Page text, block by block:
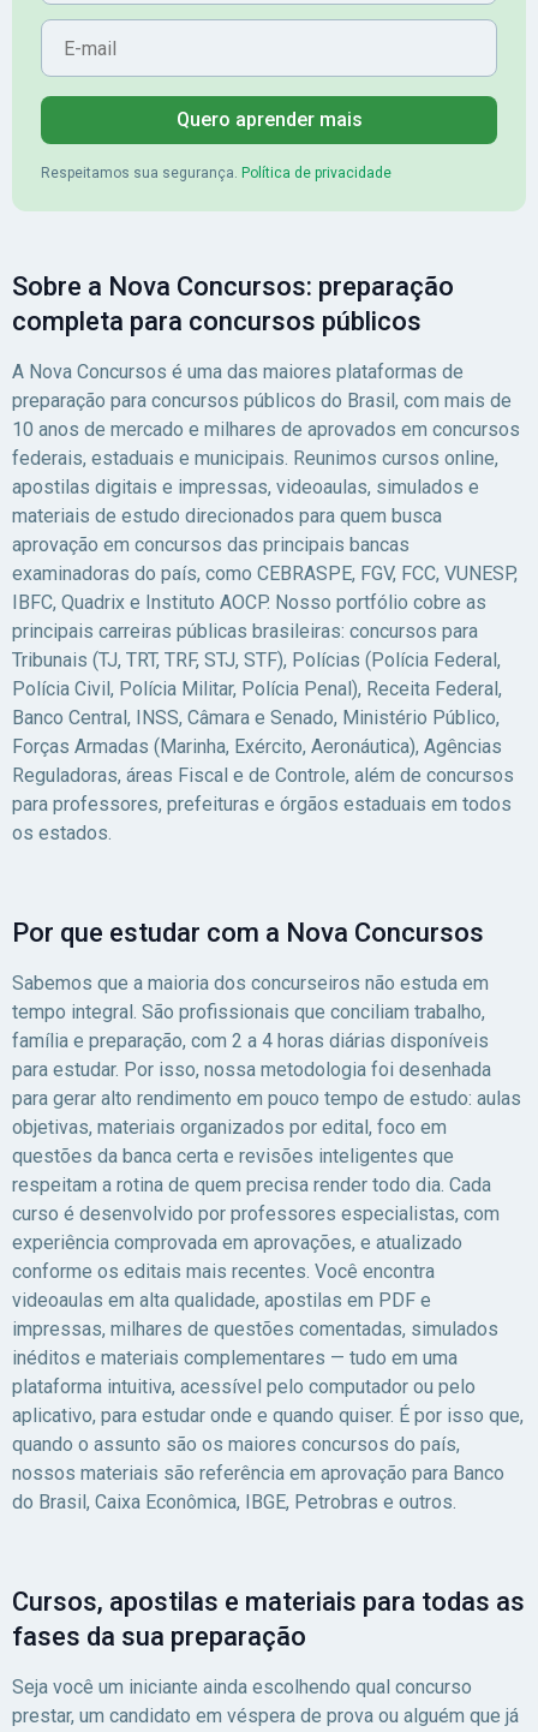
Banrisul.Charles Kelvin
Friske - Aprovado no
Banrisul
Primeiro Lugar no
E-mail
Quero aprender mais
Respeitamos sua segurança. Política de privacidade
Sobre a Nova Concursos: preparação
completa para concursos públicos
A Nova Concursos é uma das maiores plataformas de
preparação para concursos públicos do Brasil, com mais de
10 anos de mercado e milhares de aprovados em concursos
federais, estaduais e municipais. Reunimos cursos online,
apostilas digitais e impressas, videoaulas, simulados e
materiais de estudo direcionados para quem busca
aprovação em concursos das principais bancas
examinadoras do país, como CEBRASPE, FGV, FCC, VUNESP,
IBFC, Quadrix e Instituto AOCP. Nosso portfólio cobre as
principais carreiras públicas brasileiras: concursos para
Tribunais (TJ, TRT, TRF, STJ, STF), Polícias (Polícia Federal,
Polícia Civil, Polícia Militar, Polícia Penal), Receita Federal,
Banco Central, INSS, Câmara e Senado, Ministério Público,
Forças Armadas (Marinha, Exército, Aeronáutica), Agências
Reguladoras, áreas Fiscal e de Controle, além de concursos
para professores, prefeituras e órgãos estaduais em todos
os estados.
Por que estudar com a Nova Concursos
Sabemos que a maioria dos concurseiros não estuda em
tempo integral. São profissionais que conciliam trabalho,
família e preparação, com 2 a 4 horas diárias disponíveis
para estudar. Por isso, nossa metodologia foi desenhada
para gerar alto rendimento em pouco tempo de estudo: aulas
objetivas, materiais organizados por edital, foco em
questões da banca certa e revisões inteligentes que
respeitam a rotina de quem precisa render todo dia. Cada
curso é desenvolvido por professores especialistas, com
experiência comprovada em aprovações, e atualizado
conforme os editais mais recentes. Você encontra
videoaulas em alta qualidade, apostilas em PDF e
impressas, milhares de questões comentadas, simulados
inéditos e materiais complementares — tudo em uma
plataforma intuitiva, acessível pelo computador ou pelo
aplicativo, para estudar onde e quando quiser. É por isso que,
quando o assunto são os maiores concursos do país,
nossos materiais são referência em aprovação para Banco
do Brasil, Caixa Econômica, IBGE, Petrobras e outros.
Cursos, apostilas e materiais para todas as
fases da sua preparação
Seja você um iniciante ainda escolhendo qual concurso
prestar, um candidato em véspera de prova ou alguém que já